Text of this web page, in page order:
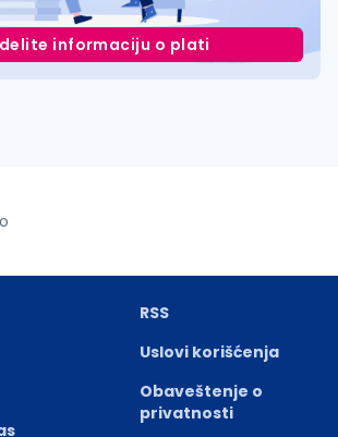
informaciju o plati
RSS
Uslovi korišćenja
Obaveštenje o
privatnosti